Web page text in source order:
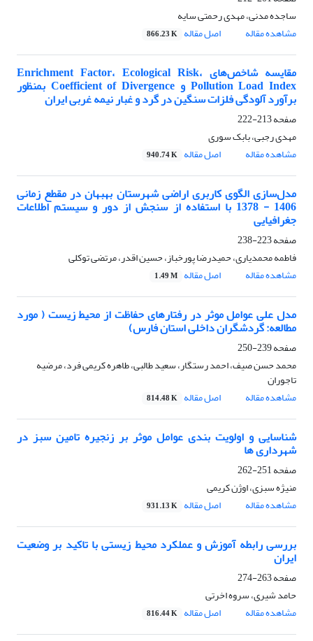
ساجده مدنی، مهدی رحمتی سایه
مشاهده مقاله
اصل مقاله 866.23 K
مقایسه شاخص‌های Enrichment Factor، Ecological Risk،
Pollution Load Index و Coefficient of Divergence بمنظور
برآورد آلودگی فلزات سنگین در گرد و غبار نیمه غربی ایران
صفحه213-222
مهدی رجبی، بابک سوری
مشاهده مقاله
اصل مقاله 940.74 K
مدل‌سازی الگوی کاربری‌ اراضی شهرستان بهبهان در مقطع زمانی
1406 - 1378 با استفاده از سنجش از دور و سیستم اطلاعات
جغرافیایی
صفحه223-238
فاطمه محمدیاری، حمیدرضا پورخباز، حسین اقدر، مرتضی توکلی
مشاهده مقاله
اصل مقاله 1.49 M
مدل علی عوامل موثر در رفتارهای حفاظت از محیط زیست ( مورد
مطالعه: گردشگران داخلی استان فارس)
صفحه239-250
محمد حسن صیف، احمد رستگار، سعید طالبی، طاهره کریمی فرد، مرضیه
تاجوران
مشاهده مقاله
اصل مقاله 814.48 K
شناسایی و اولویت بندی عوامل موثر بر زنجیره تامین سبز در
شهرداری ها
صفحه251-262
منیژه سبزی، اوژن کریمی
مشاهده مقاله
اصل مقاله 931.13 K
بررسی رابطه آموزش و عملکرد محیط زیستی با تاکید بر وضعیت
ایران
صفحه263-274
حامد شیری، سروه اخرتی
مشاهده مقاله
اصل مقاله 816.44 K